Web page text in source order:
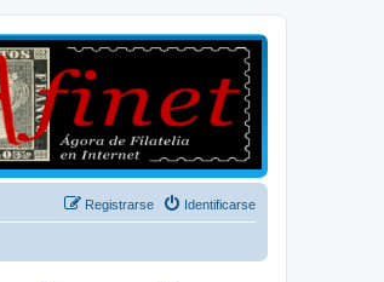
Identificarse
Registrarse